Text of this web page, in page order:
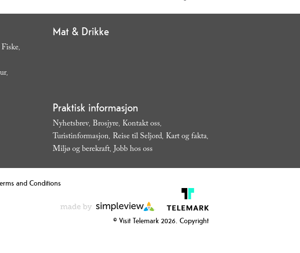
Fiske,
,
Mat & Drikke
Praktisk informasjon
Nyhetsbrev, Brosjyre, Kontakt oss,
Turistinformasjon, Reise til Seljord, Kart og fakta,
Miljø og berekraft, Jobb hos oss
and Conditions
© Visit Telemark 2026. Copyright